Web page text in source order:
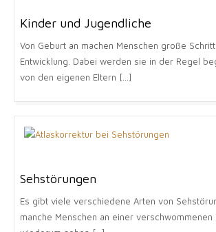
Kinder und Jugendliche
Von Geburt an machen Menschen große
Entwicklung. Dabei werden sie in der Regel
von den eigenen Eltern [...]
Sehstörungen
Es gibt viele verschiedene Arten von
manche Menschen an einer verschwommenen